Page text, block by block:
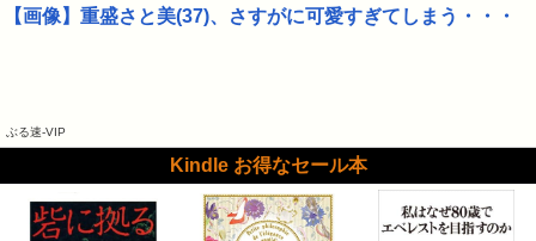
【画像】重盛さと美(37)、さすがに可愛すぎてしまう・・・
ぶる速-VIP
Kindle お得なセール本